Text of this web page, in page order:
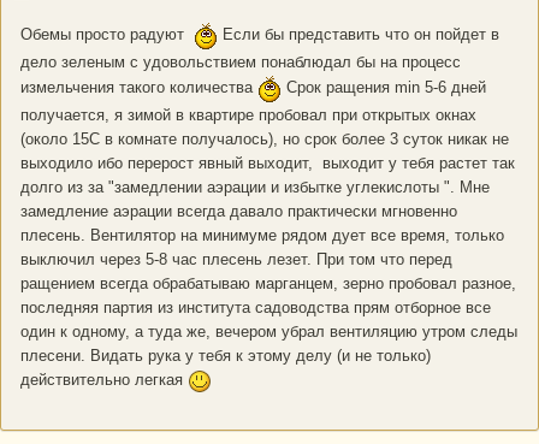
Обемы просто радуют
Если бы представить что он пойдет в
дело зеленым с удовольствием понаблюдал бы на процесс
измельчения такого количества
Срок ращения min 5-6 дней
получается, я зимой в квартире пробовал при открытых окнах
(около 15С в комнате получалось), но срок более 3 суток никак не
выходило ибо перерост явный выходит, выходит у тебя растет так
долго из за "замедлении аэрации и избытке углекислоты ". Мне
замедление аэрации всегда давало практически мгновенно
плесень. Вентилятор на минимуме рядом дует все время, только
выключил через 5-8 час плесень лезет. При том что перед
ращением всегда обрабатываю марганцем, зерно пробовал разное,
последняя партия из института садоводства прям отборное все
один к одному, а туда же, вечером убрал вентиляцию утром следы
плесени. Видать рука у тебя к этому делу (и не только)
действительно легкая